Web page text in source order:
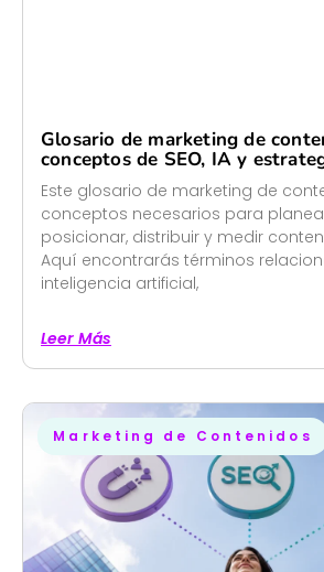
Glosario de marketing de
conceptos de SEO, IA y
Este glosario de marketing de
conceptos necesarios para
posicionar, distribuir y medir
Aquí encontrarás términos
inteligencia artificial,
Leer Más
Marketing de Contenidos